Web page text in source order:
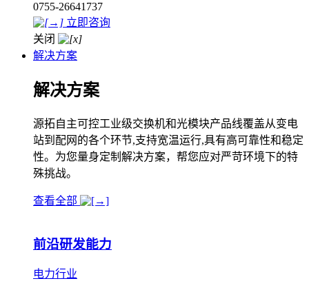
0755-26641737
立即咨询
关闭
解决方案
解决方案
源拓自主可控工业级交换机和光模块产品线覆盖从变电
站到配网的各个环节,支持宽温运行,具有高可靠性和稳定
性。为您量身定制解决方案，帮您应对严苛环境下的特
殊挑战。
查看全部
前沿研发能力
电力行业